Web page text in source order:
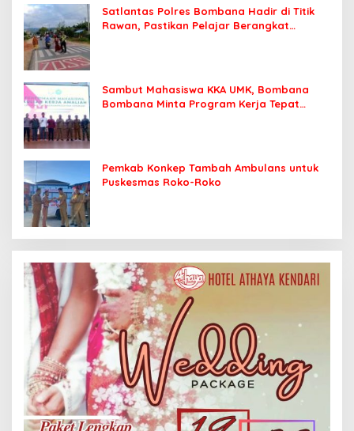
Satlantas Polres Bombana Hadir di Titik
Rawan, Pastikan Pelajar Berangkat
Sambut Mahasiswa KKA UMK, Bombana
Bombana Minta Program Kerja Tepat
Pemkab Konkep Tambah Ambulans untuk
Puskesmas Roko-Roko